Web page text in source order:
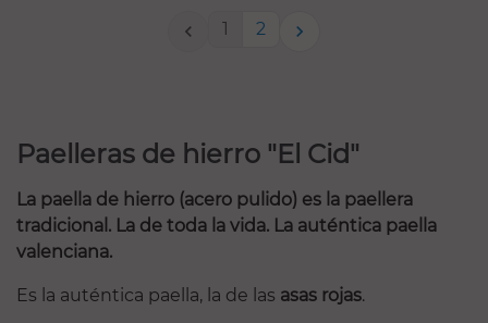
 1 2 
Paelleras de hierro "El Cid"
La paella de hierro (acero pulido) es la paellera
tradicional. La de toda la vida. La auténtica paella
valenciana.
Es la auténtica paella, la de las asas rojas.